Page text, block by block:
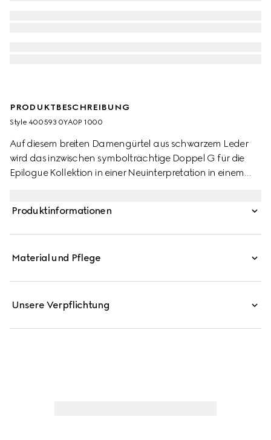
PRODUKTBESCHREIBUNG
Style ‎400593 0YA0P 1000
Auf diesem breiten Damengürtel aus schwarzem Leder
wird das inzwischen symbolträchtige Doppel G für die
Epilogue Kollektion in einer Neuinterpretation in einem
Produktinformationen
Material und Pflege
Unsere Verpflichtung